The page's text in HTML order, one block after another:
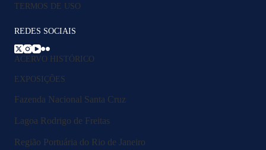
TERMOS DE USO
REDES SOCIAIS
ACERVO HISTÓRICO
EXPOSIÇÕES
Fazenda Nacional Santa Cruz
Lagoa Rodrigo de Freitas
Região Portuária do Rio de Janeiro